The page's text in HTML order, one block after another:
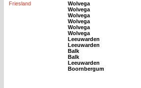
Friesland Wolvega
Wolvega
Wolvega
Wolvega
Wolvega
Wolvega
Leeuwarden
Leeuwarden
Balk
Balk
Leeuwarden
Boornbergum